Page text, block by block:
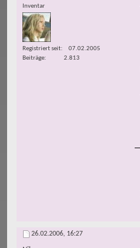
Inventar
Registriert seit
07.02.2005
Beiträge
2.813
26.02.2006, 16:27